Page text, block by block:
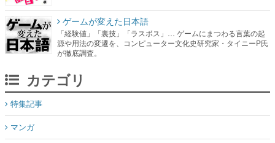
ゲームが変えた日本語
「経験値」「裏技」「ラスボス」… ゲームにまつわる言葉の起
源や用法の変遷を、コンピューター文化史研究家・タイニーP氏
が徹底調査。
カテゴリ
特集記事
マンガ